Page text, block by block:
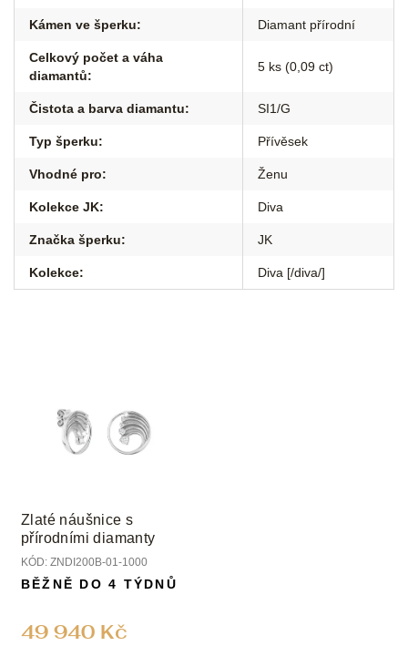
Kámen ve šperku: Diamant přírodní
Celkový počet a váha
diamantů:
5 ks (0,09 ct)
Čistota a barva diamantu: SI1/G
Typ šperku: Přívěsek
Vhodné pro: Ženu
Kolekce JK: Diva
Značka šperku: JK
Kolekce: Diva [/diva/]
Zlaté náušnice s
přírodními diamanty
KÓD: ZNDI200B-01-1000
49 940 Kč
BĚŽNĚ DO 4 TÝDNŮ